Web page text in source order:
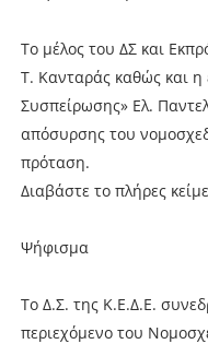
Το μέλος του ΔΣ και
Τ. Κανταράς καθώς και η
Συσπείρωσης» Ελ.
απόσυρσης του
πρόταση.
Διαβάστε το πλήρες
Ψήφισμα
Το Δ.Σ. της Κ.Ε.Δ.Ε.
περιεχόμενο του